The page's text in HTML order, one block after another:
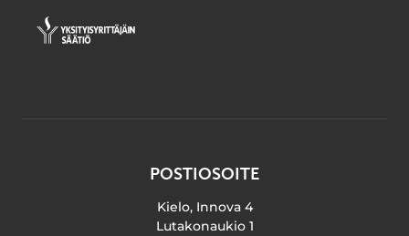
POSTIOSOITE
Kielo, Innova 4
Lutakonaukio 1